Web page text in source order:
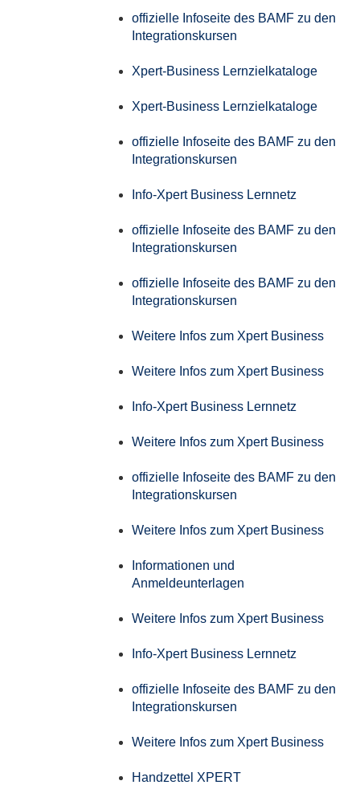
offizielle Infoseite des BAMF zu den
Integrationskursen
Xpert-Business Lernzielkataloge
Xpert-Business Lernzielkataloge
offizielle Infoseite des BAMF zu den
Integrationskursen
Info-Xpert Business Lernnetz
offizielle Infoseite des BAMF zu den
Integrationskursen
offizielle Infoseite des BAMF zu den
Integrationskursen
Weitere Infos zum Xpert Business
Weitere Infos zum Xpert Business
Info-Xpert Business Lernnetz
Weitere Infos zum Xpert Business
offizielle Infoseite des BAMF zu den
Integrationskursen
Weitere Infos zum Xpert Business
Informationen und
Anmeldeunterlagen
Weitere Infos zum Xpert Business
Info-Xpert Business Lernnetz
offizielle Infoseite des BAMF zu den
Integrationskursen
Weitere Infos zum Xpert Business
Handzettel XPERT